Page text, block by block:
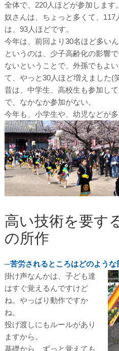
全体で、220人ほどが参加します。
奴さんは、ちょっと多くて、
は、93人ほどです。
今年は、前回より30名ほど多いん
というのは、少子高齢化の影響
ないということで、外孫でもよ
て、やっと30人ほど増えました(
昔は、中学生、高校生も参加し
で、なかなか参加がない。
今年も、小学生や、幼児などが多
高い技術を要す
の所作
─苦労されるところはどのような
掛け声なんかは、子ども達
はすぐ覚えるんですけど
ね。やっぱり動作ですか
ね。
投げ渡しにもルールがあり
ますから。
基礎から、ずっと覚えても